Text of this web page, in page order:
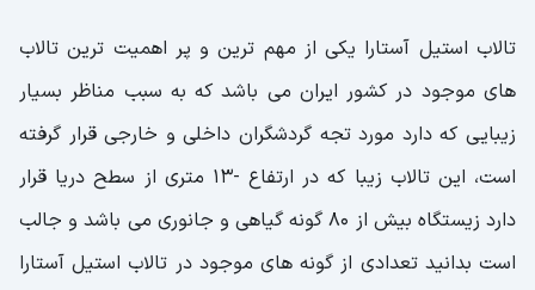
تالاب استیل آستارا یکی از مهم ترین و پر اهمیت ترین تالاب
های موجود در کشور ایران می باشد که به سبب مناظر بسیار
زیبایی که دارد مورد تجه گردشگران داخلی و خارجی قرار گرفته
است، این تالاب زیبا که در ارتفاع -13 متری از سطح دریا قرار
دارد زیستگاه بیش از 80 گونه گیاهی و جانوری می باشد و جالب
است بدانید تعدادی از گونه های موجود در تالاب استیل آستارا